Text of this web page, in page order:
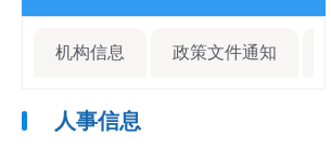
机构信息 政策文件通知
人事信息